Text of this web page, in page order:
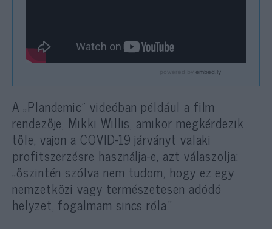
A „Plandemic” videóban például a film
rendezője, Mikki Willis, amikor megkérdezik
tőle, vajon a COVID-19 járványt valaki
profitszerzésre használja-e, azt válaszolja:
„őszintén szólva nem tudom, hogy ez egy
nemzetközi vagy természetesen adódó
helyzet, fogalmam sincs róla.”